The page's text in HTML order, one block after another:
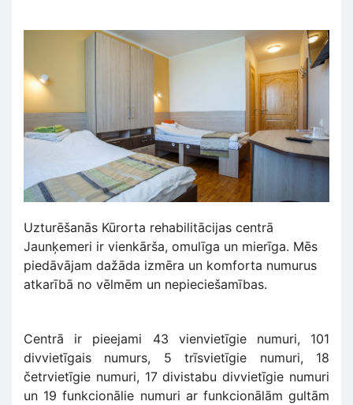
Uzturēšanās Kūrorta rehabilitācijas centrā
Jaunķemeri ir vienkārša, omulīga un mierīga. Mēs
piedāvājam dažāda izmēra un komforta numurus
atkarībā no vēlmēm un nepieciešamības.
Centrā ir pieejami 43 vienvietīgie numuri, 101
divvietīgais numurs, 5 trīsvietīgie numuri, 18
četrvietīgie numuri, 17 divistabu divvietīgie numuri
un 19 funkcionālie numuri ar funkcionālām gultām